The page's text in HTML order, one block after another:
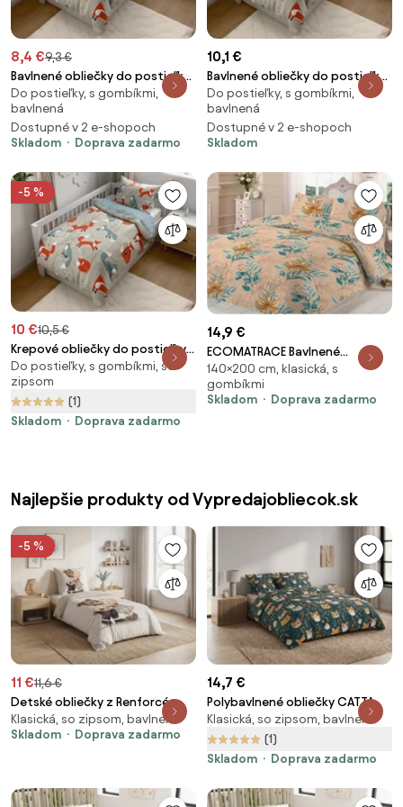
8,4 €9,3 €
Bavlnené obliečky do postieľky
Renforcé FOXIVA sivé Rozmer
obliečky: 45 x 65 cm | 90 x 135
cm
Do postieľky, s gombíkmi,
bavlnená
Dostupné v 2 e-shopoch
Skladom
Doprava zadarmo
10,1 €
Bavlnené obliečky do postieľky
FOXIVA sivá Rozmer obliečok: 45
x 65 cm | 90 x 135 cm
Do postieľky, s gombíkmi,
bavlnená
Dostupné v 2 e-shopoch
Skladom
-5 %
10 €10,5 €
Krepové obliečky do postieľky
Renforcé FOXIVA sivé Rozmer
obliečky: 45 x 65 cm | 90 x 140
cm
Do postieľky, s gombíkmi, so
zipsom
(1)
Skladom
Doprava zadarmo
14,9 €
ECOMATRACE Bavlnené
posteľné obliečky Béžové leto
140×200 cm, klasická, s
gombíkmi
Skladom
Doprava zadarmo
Najlepšie produkty od Vypredajobliecok.sk
-5 %
11 €11,6 €
Detské obliečky z Renforcé
bavlny TEDDY HENRY béžové
Rozmer obliečky: 80 x 80 cm |
Klasická, so zipsom, bavlnená
Skladom
Doprava zadarmo
14,7 €
Polybavlnené obliečky CATTAMI
POLY tmavozelené Rozmer
obliečky: 70 x 90 cm | 140 x 220
cm
Klasická, so zipsom, bavlnená
(1)
Skladom
Doprava zadarmo